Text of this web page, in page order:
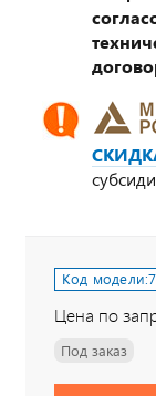
Код модели:
Цена по
Под заказ